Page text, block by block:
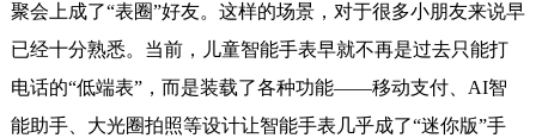
聚会上成了“表圈”好友。这样的场景，对于很多小朋友来说早
已经十分熟悉。当前，儿童智能手表早就不再是过去只能打
电话的“低端表”，而是装载了各种功能——移动支付、AI智
能助手、大光圈拍照等设计让智能手表几乎成了“迷你版”手